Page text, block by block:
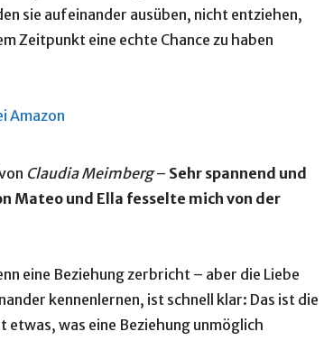
sie aufeinander ausüben, nicht entziehen,
Zeitpunkt eine echte Chance zu haben
Amazon
Claudia Meimberg– Sehr spannend und
Mateo und Ella fesselte mich von der
eine Beziehung zerbricht – aber die Liebe
kennenlernen, ist schnell klar: Das ist die
etwas, was eine Beziehung unmöglich